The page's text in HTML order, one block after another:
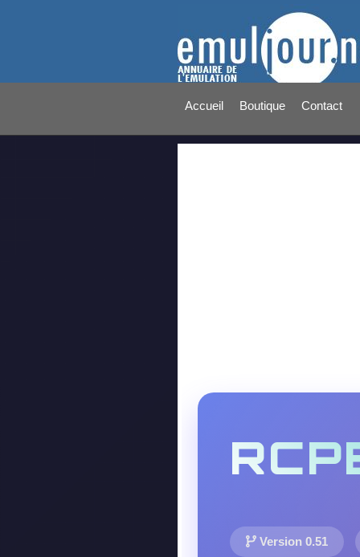
Accueil Boutique Contact
Version 0.51